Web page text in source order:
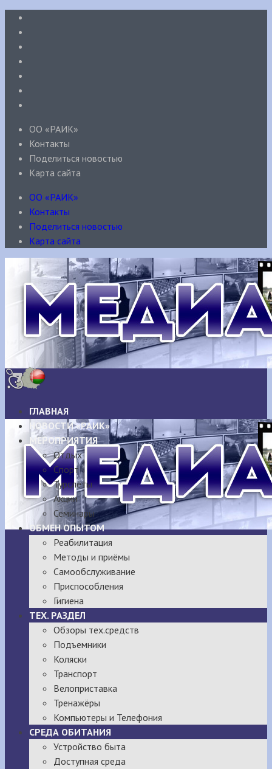
ОО «РАИК»
Контакты
Поделиться новостью
Карта сайта
ОО «РАИК»
Контакты
Поделиться новостью
Карта сайта
ГЛАВНАЯ
НОВОСТИ «РАИК»
МЕРОПРИЯТИЯ
Отдых
Спорт
Турслёты
Акции
Семинары
ОБМЕН ОПЫТОМ
Реабилитация
Методы и приёмы
Самообслуживание
Приспособления
Гигиена
ТЕХ. РАЗДЕЛ
Обзоры тех.средств
Подъемники
Коляски
Транспорт
Велоприставка
Тренажёры
Компьютеры и Телефония
СРЕДА ОБИТАНИЯ
Устройство быта
Доступная среда